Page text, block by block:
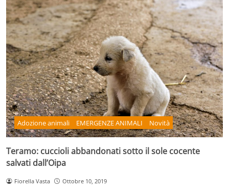
Adozione animali EMERGENZE ANIMALI Novità
Teramo: cuccioli abbandonati sotto il sole cocente
salvati dall’Oipa
Fiorella Vasta Ottobre 10, 2019